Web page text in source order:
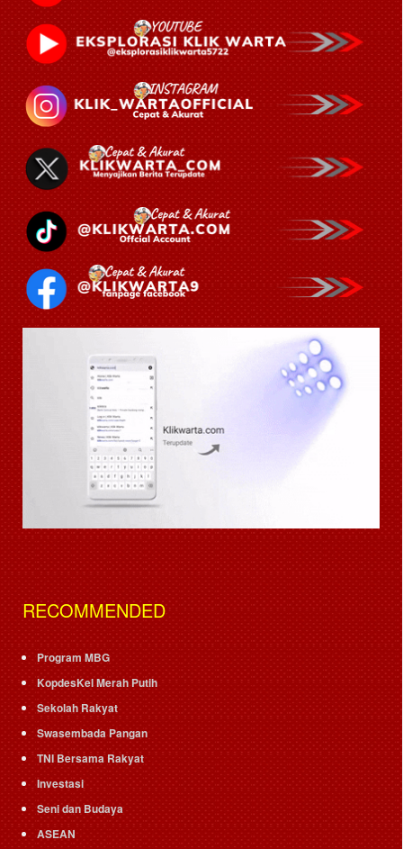
RECOMMENDED
Program MBG
KopdesKel Merah Putih
Sekolah Rakyat
Swasembada Pangan
TNI Bersama Rakyat
Investasi
Seni dan Budaya
ASEAN